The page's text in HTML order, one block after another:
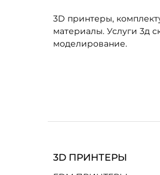
3D принтеры,
материалы. Услуги 3д
моделирование.
3D ПРИНТЕРЫ